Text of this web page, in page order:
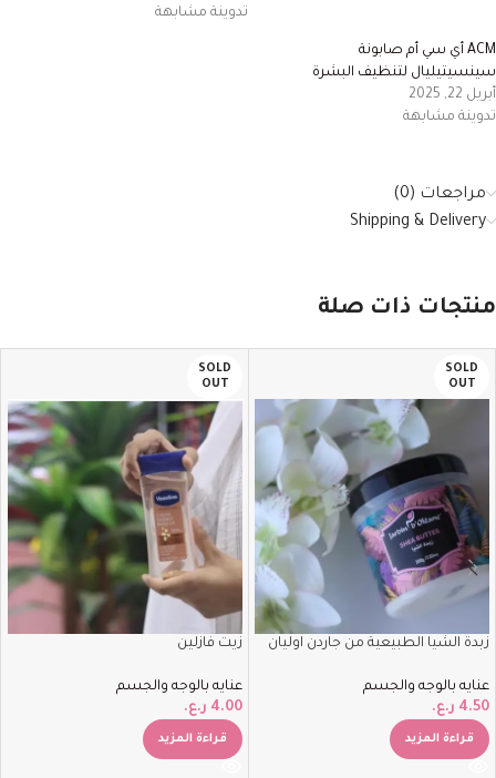
تدوينة مشابهة
ACM أي سي أم صابونة
سينسيتيليال لتنظيف البشرة
أبريل 22, 2025
تدوينة مشابهة
مراجعات (0)
Shipping & Delivery
منتجات ذات صلة
SOLD
OUT
زبدة الشيا الطبيعية من جاردن اوليان
عنايه بالوجه والجسم
4.50 ر.ع.
قراءة المزيد
SOLD
OUT
زيت فازلين
عنايه بالوجه والجسم
4.00 ر.ع.
قراءة المزيد